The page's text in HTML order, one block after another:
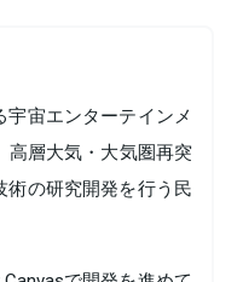
宙エンターテインメ
高層大気・大気圏再突
術の研究開発を行う民